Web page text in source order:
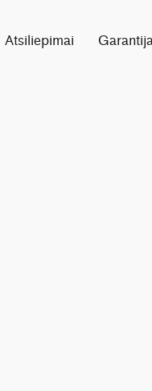
Atsiliepimai